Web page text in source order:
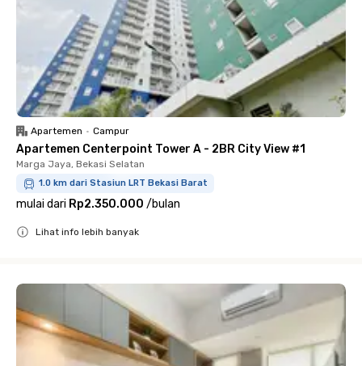
Apartemen • Campur
Apartemen Centerpoint Tower A - 2BR City View #1
Marga Jaya, Bekasi Selatan
1.0 km dari Stasiun LRT Bekasi Barat
mulai dari Rp2.350.000 /bulan
Lihat info lebih banyak